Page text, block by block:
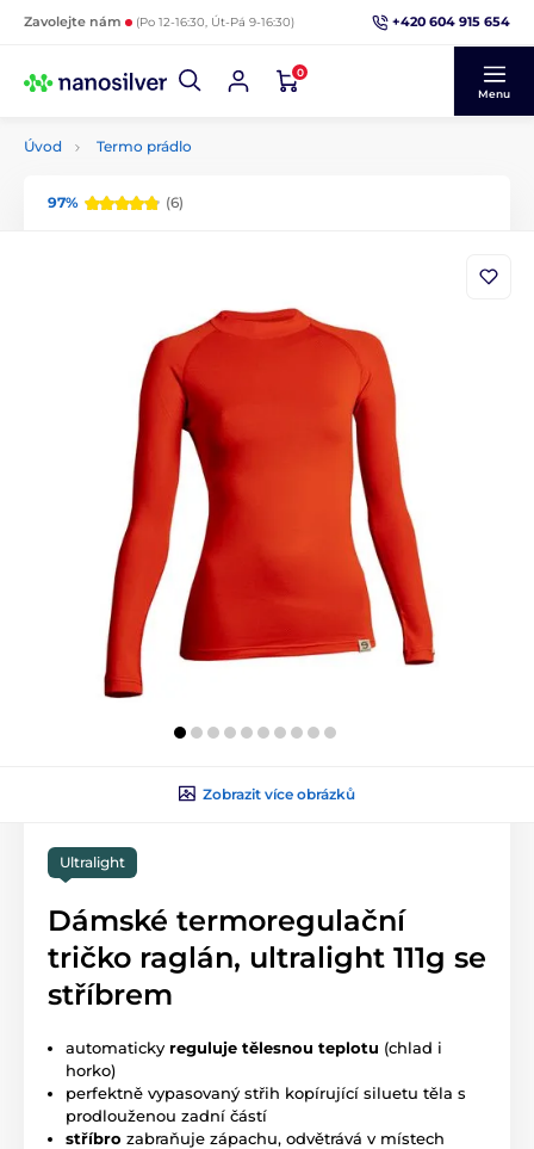
Zavolejte nám (Po 12-16:30, Út-Pá 9-16:30) +420 604 915 654
0
Menu
Úvod Termo prádlo
97% (6)
Zobrazit více obrázků
Ultralight
Dámské termoregulační
tričko raglán, ultralight 111g se
stříbrem
automaticky reguluje tělesnou teplotu (chlad i
horko)
perfektně vypasovaný střih kopírující siluetu těla s
prodlouženou zadní částí
stříbro zabraňuje zápachu, odvětrává v místech